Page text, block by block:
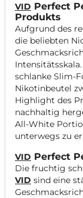
VID Perfect
Produkts
Aufgrund des
die beliebten
schlanke Slim-
Nikotinbeutel
Highlight des
nachhaltig
All-White
unterwegs zu
VID Perfect
Die fruchtig
VID sind eine